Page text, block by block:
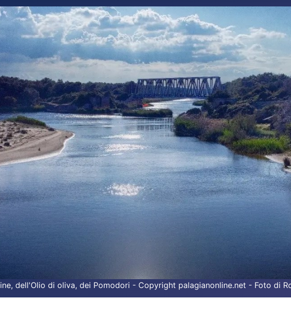
dell'Olio di oliva, dei Pomodori - Copyright palagianonline.net - Foto di